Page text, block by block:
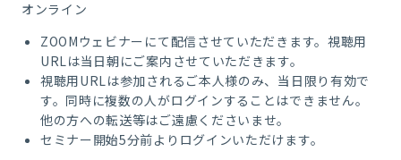
オンライン
ZOOMウェビナーにて配信させていただきます。視聴用
URLは当日朝にご案内させていただきます。
視聴用URLは参加されるご本人様のみ、当日限り有効で
す。同時に複数の人がログインすることはできません。
他の方への転送等はご遠慮くださいませ。
セミナー開始5分前よりログインいただけます。